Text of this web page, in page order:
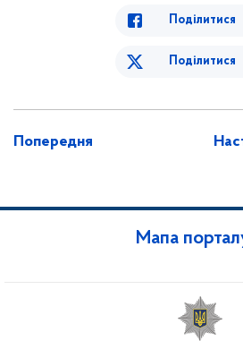
Поділитися
Поділитися
Попередня
Мапа